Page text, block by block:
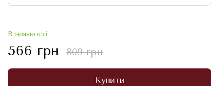
В наявності
566 грн 809 грн
Купити